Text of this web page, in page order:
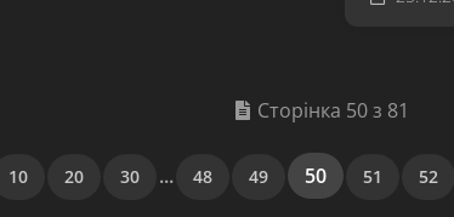
Сторінка 50 з 81
10 20 30 ... 48 49 50 51 52